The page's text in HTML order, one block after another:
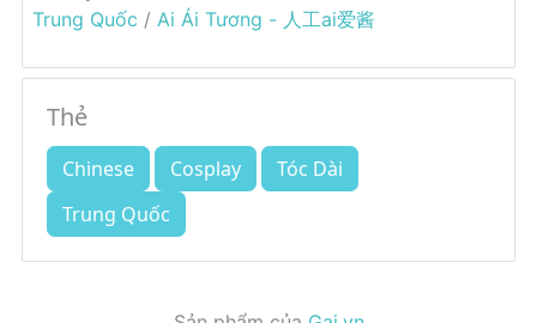
Trung Quốc / Ai Ái Tương - 人工ai爱酱
Thẻ
Chinese Cosplay
Tóc Dài
Trung Quốc